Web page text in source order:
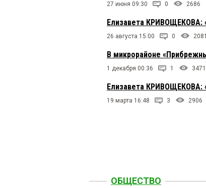
27 июня 09:30 0 2686
Елизавета КРИВОЩЕКОВА:
26 августа 15:00 0 2081
В микрорайоне
1 декабря 00:36 1 3471
Елизавета КРИВОЩЕКОВА:
19 марта 16:48 3 2906
ОБЩЕСТВО